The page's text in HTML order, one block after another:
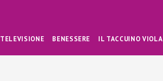
TELEVISIONE BENESSERE IL TACCUINO VIOLA